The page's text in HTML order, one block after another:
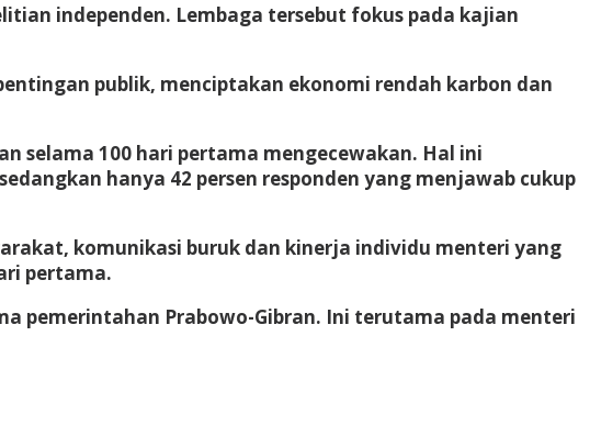
independen. Lembaga tersebut fokus pada kajian
publik, menciptakan ekonomi rendah karbon dan
selama 100 hari pertama mengecewakan. Hal ini
hanya 42 persen responden yang menjawab cukup
komunikasi buruk dan kinerja individu menteri yang
pertama.
pemerintahan Prabowo-Gibran. Ini terutama pada menteri